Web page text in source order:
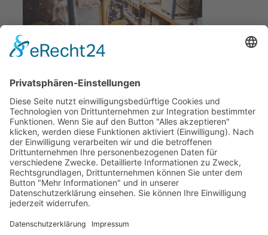
©2026 AdPoS Advanced Power Systems GmbH & Co. KG |
Impressum|Datenschutzerklärung|Disclaimer|Kontakt